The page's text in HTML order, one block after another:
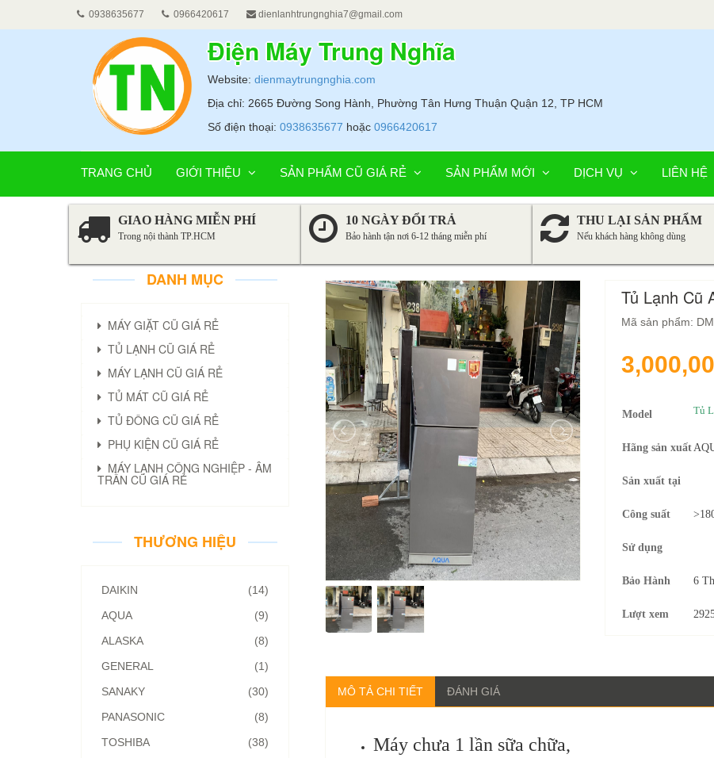
0938635677 0966420617 dienlanhtrungnghia7@gmail.com
Điện Máy Trung Nghĩa
Website: dienmaytrungnghia.com
Địa chỉ: 2665 Đường Song Hành, Phường Tân Hưng Thuận Quận 12, TP HCM
Số điện thoại: 0938635677 hoặc 0966420617
TRANG CHỦ GIỚI THIỆU SẢN PHẨM CŨ GIÁ RẺ SẢN PHẨM MỚI DỊCH VỤ LIÊN HỆ
GIAO HÀNG MIỄN PHÍ
Trong nội thành TP.HCM
10 NGÀY ĐỔI TRẢ
Bảo hành tận nơi 6-12 tháng miễn phí
THU LẠI SẢN PHẨM
Nếu khách hàng không dùng
DANH MỤC
MÁY GIẶT CŨ GIÁ RẺ
TỦ LẠNH CŨ GIÁ RẺ
MÁY LẠNH CŨ GIÁ RẺ
TỦ MÁT CŨ GIÁ RẺ
TỦ ĐÔNG CŨ GIÁ RẺ
PHỤ KIỆN CŨ GIÁ RẺ
MÁY LẠNH CÔNG NGHIỆP - ÂM
TRẦN CŨ GIÁ RẺ
THƯƠNG HIỆU
(14)
DAIKIN
(9)
AQUA
(8)
ALASKA
(1)
GENERAL
(30)
SANAKY
(8)
PANASONIC
(38)
TOSHIBA
Tủ Lạnh Cũ
Mã sản phẩm:
Model Tủ
Hãng sản xuất
Sản xuất tại
Công suất
Sử dụng
Bảo Hành 6
Lượt xem
MÔ TẢ CHI TIẾT ĐÁNH GIÁ
Máy chưa 1 lần sữa chữa,